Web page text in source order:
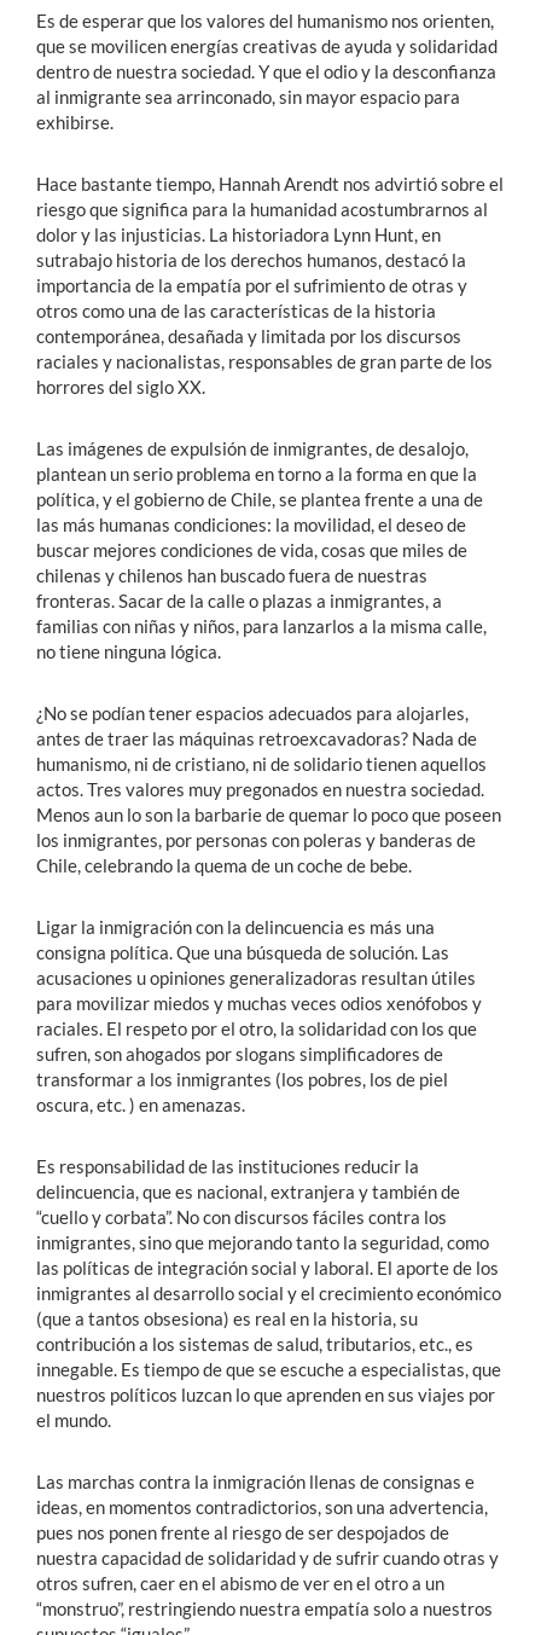
Es de esperar que los valores del humanismo nos orienten,
que se movilicen energías creativas de ayuda y solidaridad
dentro de nuestra sociedad. Y que el odio y la desconfianza
al inmigrante sea arrinconado, sin mayor espacio para
exhibirse.
Hace bastante tiempo, Hannah Arendt nos advirtió sobre el
riesgo que significa para la humanidad acostumbrarnos al
dolor y las injusticias. La historiadora Lynn Hunt, en
sutrabajo historia de los derechos humanos, destacó la
importancia de la empatía por el sufrimiento de otras y
otros como una de las características de la historia
contemporánea, desañada y limitada por los discursos
raciales y nacionalistas, responsables de gran parte de los
horrores del siglo XX.
Las imágenes de expulsión de inmigrantes, de desalojo,
plantean un serio problema en torno a la forma en que la
política, y el gobierno de Chile, se plantea frente a una de
las más humanas condiciones: la movilidad, el deseo de
buscar mejores condiciones de vida, cosas que miles de
chilenas y chilenos han buscado fuera de nuestras
fronteras.Sacar de la calle o plazas a inmigrantes, a
familias con niñas y niños, para lanzarlos a la misma calle,
no tiene ninguna lógica.
¿No se podían tener espacios adecuados para alojarles,
antes de traer las máquinas retroexcavadoras? Nada de
humanismo, ni de cristiano, ni de solidario tienen aquellos
actos. Tres valores muy pregonados en nuestra sociedad.
Menos aun lo son la barbarie de quemar lo poco que poseen
los inmigrantes, por personas con poleras y banderas de
Chile, celebrando la quema de un coche de bebe.
Ligar la inmigración con la delincuencia es más una
consigna política. Que una búsqueda de solución. Las
acusaciones u opiniones generalizadoras resultan útiles
para movilizar miedos y muchas veces odios xenófobos y
raciales. El respeto por el otro, la solidaridad con los que
sufren, son ahogados por slogans simplificadores de
transformar a los inmigrantes (los pobres, los de piel
oscura, etc. ) en amenazas.
Es responsabilidad de las instituciones reducir la
delincuencia, que es nacional, extranjera y también de
“cuello y corbata”. No con discursos fáciles contra los
inmigrantes, sino que mejorando tanto la seguridad, como
las políticas de integración social y laboral. El aporte de los
inmigrantes al desarrollo social y el crecimiento económico
(que a tantos obsesiona) es real en la historia, su
contribución a los sistemas de salud, tributarios, etc., es
innegable. Es tiempo de que se escuche a especialistas, que
nuestros políticos luzcan lo que aprenden en sus viajes por
el mundo.
Las marchas contra la inmigración llenas de consignas e
ideas, en momentos contradictorios, son una advertencia,
pues nos ponen frente al riesgo de ser despojados de
nuestra capacidad de solidaridad y de sufrir cuando otras y
otros sufren, caer en el abismo de ver en el otro a un
“monstruo”, restringiendo nuestra empatía solo a nuestros